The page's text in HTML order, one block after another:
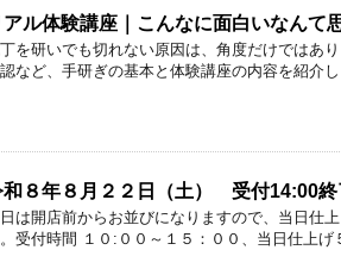
アル体験講座｜こんなに面白いなんて
を研いでも切れない原因は、角度だけではあ
など、手研ぎの基本と体験講座の内容を紹介し
和８年８月２２日（土） 受付14:00
は開店前からお並びになりますので、当日仕
受付時間 １０:００～１５：００、当日仕上げ